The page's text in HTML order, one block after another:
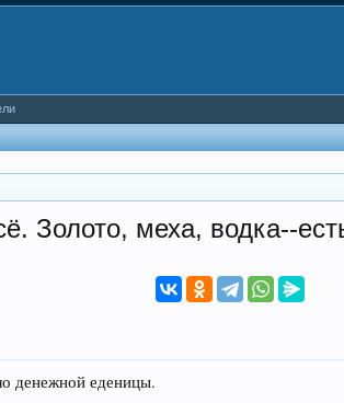
Золото, меха, водка--
денежной еденицы.